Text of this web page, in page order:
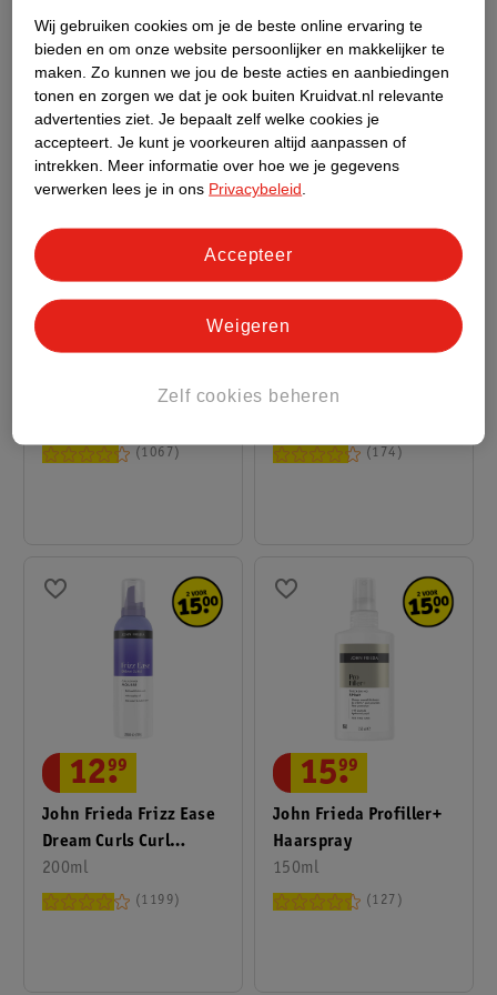
All-In-1 Extra Strength
1067
Lift Lightweight
174
John Frieda Frizz Ease
Dream Curls Curl
Reviver Mousse
200ml
12.
99
1199
John Frieda Profiller+
Haarspray
150ml
15.
99
127
Wij gebruiken cookies om je de beste online ervaring te
bieden en om onze website persoonlijker en makkelijker te
maken. Zo kunnen we jou de beste acties en aanbiedingen
tonen en zorgen we dat je ook buiten Kruidvat.nl relevante
advertenties ziet. Je bepaalt zelf welke cookies je
accepteert. Je kunt je voorkeuren altijd aanpassen of
intrekken.
Meer informatie over hoe we je gegevens
verwerken lees je in ons Privacybeleid
Zelf cookies beheren
Weigeren
Accepteer